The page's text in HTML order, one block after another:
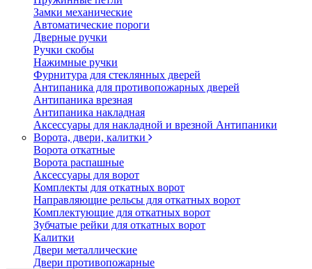
Замки механические
Автоматические пороги
Дверные ручки
Ручки скобы
Нажимные ручки
Фурнитура для стеклянных дверей
Антипаника для противопожарных дверей
Антипаника врезная
Антипаника накладная
Аксессуары для накладной и врезной Антипаники
Ворота, двери, калитки
Ворота откатные
Ворота распашные
Аксессуары для ворот
Комплекты для откатных ворот
Направляющие рельсы для откатных ворот
Комплектующие для откатных ворот
Зубчатые рейки для откатных ворот
Калитки
Двери металлические
Двери противопожарные